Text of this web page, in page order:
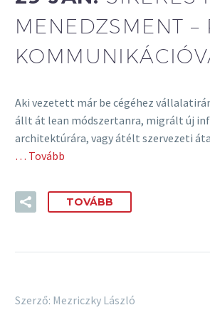
MENEDZSMENT –
Aki vezetett már be cégéhez
állt át lean módszertanra, migrált új
architektúrára, vagy átélt szervezeti
… Tovább
TOVÁBB
Szerző: Mezriczky László